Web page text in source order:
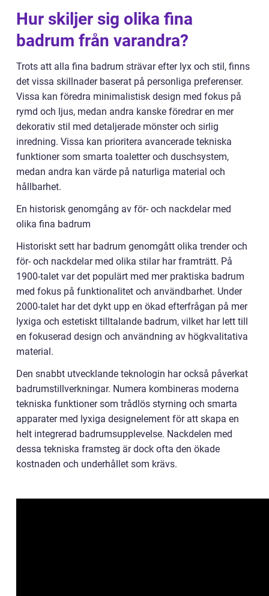
Hur skiljer sig olika fina
badrum från varandra?
Trots att alla fina badrum strävar efter lyx och stil, finns
det vissa skillnader baserat på personliga preferenser.
Vissa kan föredra minimalistisk design med fokus på
rymd och ljus, medan andra kanske föredrar en mer
dekorativ stil med detaljerade mönster och sirlig
inredning. Vissa kan prioritera avancerade tekniska
funktioner som smarta toaletter och duschsystem,
medan andra kan värde på naturliga material och
hållbarhet.
En historisk genomgång av för- och nackdelar med
olika fina badrum
Historiskt sett har badrum genomgått olika trender och
för- och nackdelar med olika stilar har framträtt. På
1900-talet var det populärt med mer praktiska badrum
med fokus på funktionalitet och användbarhet. Under
2000-talet har det dykt upp en ökad efterfrågan på mer
lyxiga och estetiskt tilltalande badrum, vilket har lett till
en fokuserad design och användning av högkvalitativa
material.
Den snabbt utvecklande teknologin har också påverkat
badrumstillverkningar. Numera kombineras moderna
tekniska funktioner som trådlös styrning och smarta
apparater med lyxiga designelement för att skapa en
helt integrerad badrumsupplevelse. Nackdelen med
dessa tekniska framsteg är dock ofta den ökade
kostnaden och underhållet som krävs.